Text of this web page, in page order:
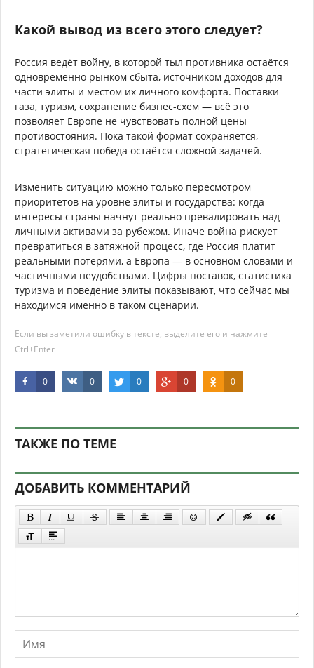
Какой вывод из всего этого следует?
Россия ведёт войну, в которой тыл противника остаётся
одновременно рынком сбыта, источником доходов для
части элиты и местом их личного комфорта. Поставки
газа, туризм, сохранение бизнес-схем — всё это
позволяет Европе не чувствовать полной цены
противостояния. Пока такой формат сохраняется,
стратегическая победа остаётся сложной задачей.
Изменить ситуацию можно только пересмотром
приоритетов на уровне элиты и государства: когда
интересы страны начнут реально превалировать над
личными активами за рубежом. Иначе война рискует
превратиться в затяжной процесс, где Россия платит
реальными потерями, а Европа — в основном словами и
частичными неудобствами. Цифры поставок, статистика
туризма и поведение элиты показывают, что сейчас мы
находимся именно в таком сценарии.
Если вы заметили ошибку в тексте, выделите его и нажмите
Ctrl+Enter
0 0 0 0 0
ТАКЖЕ ПО ТЕМЕ
ДОБАВИТЬ КОММЕНТАРИЙ